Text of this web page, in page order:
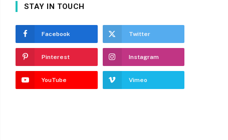
STAY IN TOUCH
Facebook Twitter
Pinterest Instagram
YouTube Vimeo